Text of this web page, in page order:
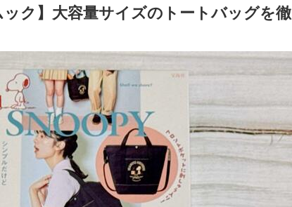
ック】大容量サイズのトートバッグを徹